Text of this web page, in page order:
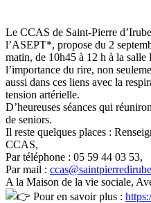
Le CCAS de Saint-Pierre
l’ASEPT*, propose du 2
matin, de 10h45 à 12 h à la salle
l’importance du rire, non
aussi dans ces liens avec la
tension artérielle.
D’heureuses séances qui
de seniors.
Il reste quelques places :
CCAS,
Par téléphone : 05 59 44 03 53,
Par mail :
A la Maison de la vie sociale,
Pour en savoir plus :